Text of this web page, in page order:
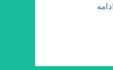
ادامه